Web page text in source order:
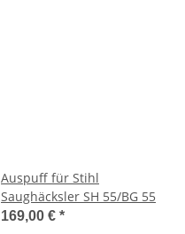
Auspuff für Stihl
Saughäcksler SH 55/BG 55
169,00 € *